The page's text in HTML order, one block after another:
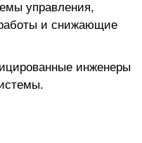
управления,
и снижающие
инженеры